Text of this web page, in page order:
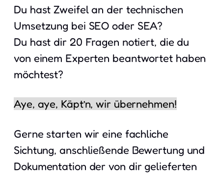
Du hast Zweifel an der technischen
Umsetzung bei SEO oder SEA?
Du hast dir 20 Fragen notiert, die du
von einem Experten beantwortet haben
möchtest?
Aye, aye, Käpt’n, wir übernehmen!
Gerne starten wir eine fachliche
Sichtung, anschließende Bewertung und
Dokumentation der von dir gelieferten